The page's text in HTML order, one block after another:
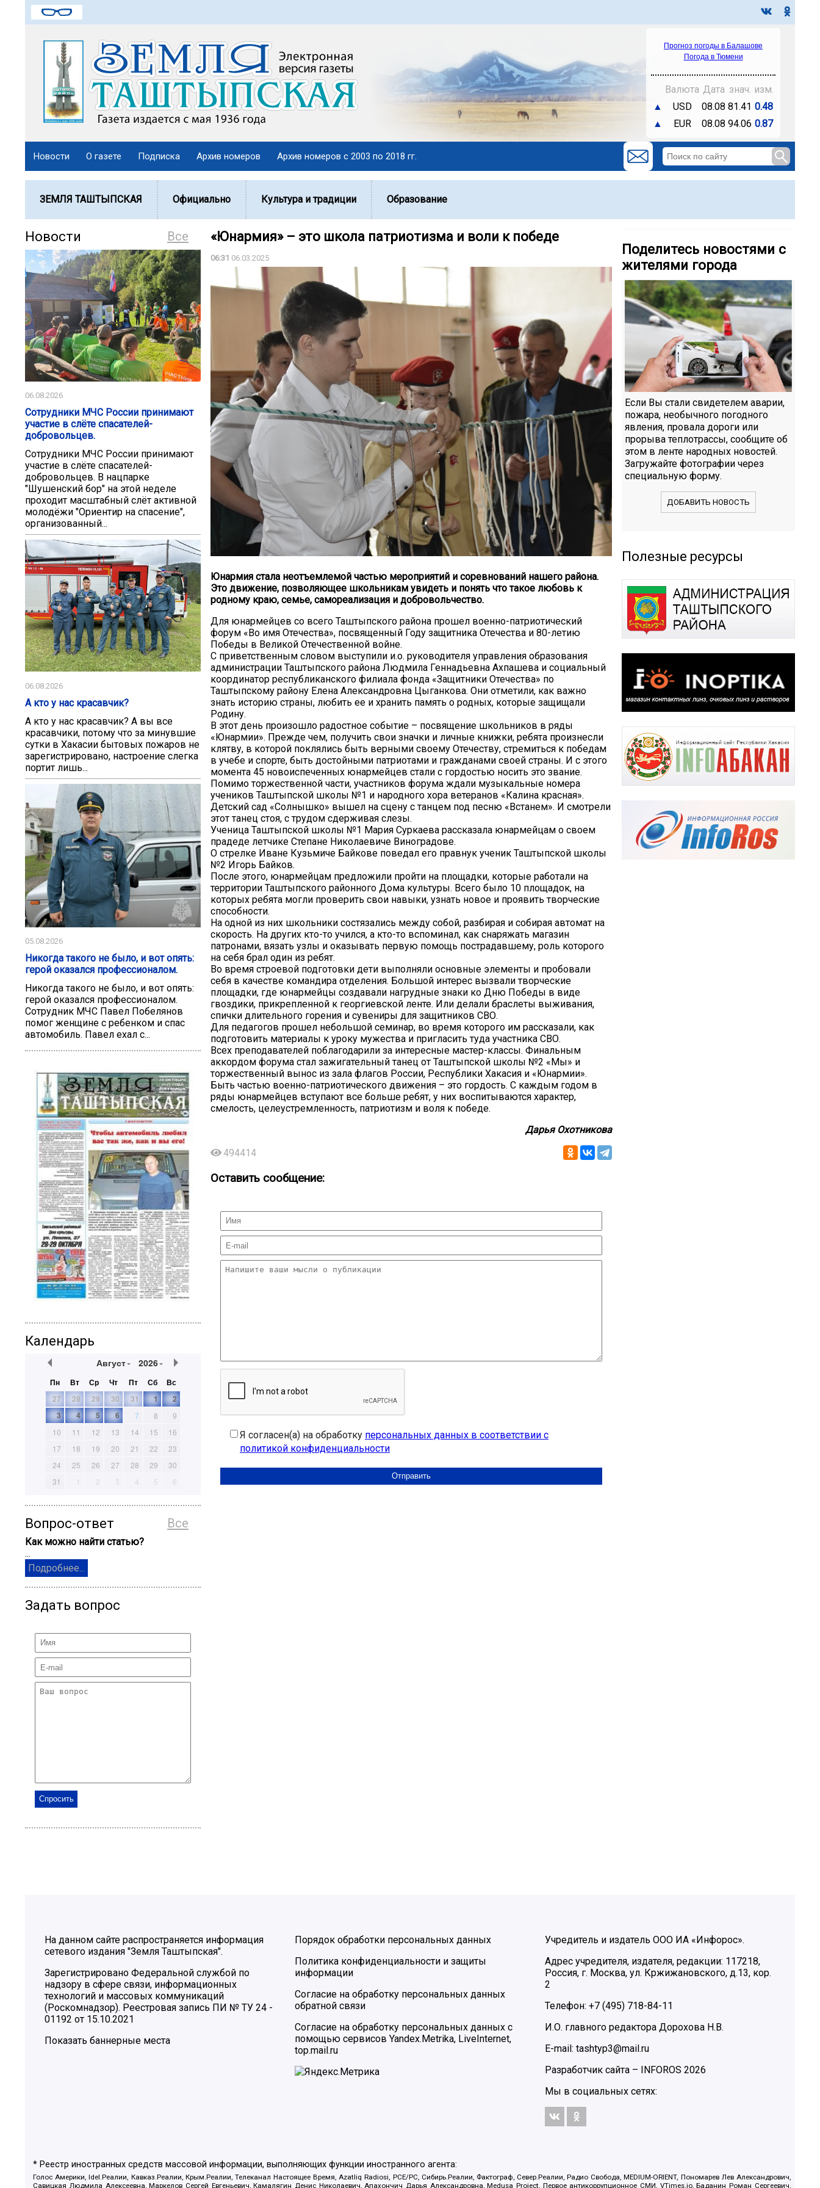
Прогноз погоды в Балашове
Погода в Тюмени
Валюта Дата знач. изм.
▲
USD 08.08 81.41 0.48
▲
EUR 08.08 94.06 0.87
Новости О газете Подписка Архив номеров Архив номеров с 2003 по 2018 гг.
ЗЕМЛЯ ТАШТЫПСКАЯ Официально Культура и традиции Образование
Все
Новости
06.08.2026
Сотрудники МЧС России принимают
участие в слёте спасателей-
добровольцев.
Сотрудники МЧС России принимают
участие в слёте спасателей-
добровольцев. В нацпарке
"Шушенский бор" на этой неделе
проходит масштабный слёт активной
молодёжи "Ориентир на спасение",
организованный...
06.08.2026
А кто у нас красавчик?
А кто у нас красавчик? А вы все
красавчики, потому что за минувшие
сутки в Хакасии бытовых пожаров не
зарегистрировано, настроение слегка
портит лишь...
05.08.2026
Никогда такого не было, и вот опять:
герой оказался профессионалом.
Никогда такого не было, и вот опять:
герой оказался профессионалом.
Сотрудник МЧС Павел Побелянов
помог женщине с ребенком и спас
автомобиль. Павел ехал с...
Календарь
Август 2026
Пн Вт Ср Чт Пт Сб
Вс
27
28 29 30 31 1
2
3
4 5 6 7 8
9
10
11 12 13 14 15
16
17
18 19 20 21 22
23
24
25 26 27 28 29
30
31
1 2 3 4 5 6
Все
Вопрос-ответ
Как можно найти статью?
...
Подробнее...
Задать вопрос
«Юнармия» – это школа патриотизма и воли к победе
06:31 06.03.2025
Юнармия стала неотъемлемой частью мероприятий и соревнований нашего района.
Это движение, позволяющее школьникам увидеть и понять что такое любовь к
родному краю, семье, самореализация и добровольчество.
Для юнармейцев со всего Таштыпского района прошел военно-патриотический
форум «Во имя Отечества», посвященный Году защитника Отечества и 80-летию
Победы в Великой Отечественной войне.
С приветственным словом выступили и.о. руководителя управления образования
администрации Таштыпского района Людмила Геннадьевна Ахпашева и социальный
координатор республиканского филиала фонда «Защитники Отечества» по
Таштыпскому району Елена Александровна Цыганкова. Они отметили, как важно
знать историю страны, любить ее и хранить память о родных, которые защищали
Родину.
В этот день произошло радостное событие – посвящение школьников в ряды
«Юнармии». Прежде чем, получить свои значки и личные книжки, ребята произнесли
клятву, в которой поклялись быть верными своему Отечеству, стремиться к победам
в учебе и спорте, быть достойными патриотами и гражданами своей страны. И с этого
момента 45 новоиспеченных юнармейцев стали с гордостью носить это звание.
Помимо торжественной части, участников форума ждали музыкальные номера
учеников Таштыпской школы №1 и народного хора ветеранов «Калина красная».
Детский сад «Солнышко» вышел на сцену с танцем под песню «Встанем». И смотрели
этот танец стоя, с трудом сдерживая слезы.
Ученица Таштыпской школы №1 Мария Суркаева рассказала юнармейцам о своем
прадеде летчике Степане Николаевиче Виноградове.
О стрелке Иване Кузьмиче Байкове поведал его правнук ученик Таштыпской школы
№2 Игорь Байков.
После этого, юнармейцам предложили пройти на площадки, которые работали на
территории Таштыпского районного Дома культуры. Всего было 10 площадок, на
которых ребята могли проверить свои навыки, узнать новое и проявить творческие
способности.
На одной из них школьники состязались между собой, разбирая и собирая автомат на
скорость. На других кто-то учился, а кто-то вспоминал, как снаряжать магазин
патронами, вязать узлы и оказывать первую помощь пострадавшему, роль которого
на себя брал один из ребят.
Во время строевой подготовки дети выполняли основные элементы и пробовали
себя в качестве командира отделения. Большой интерес вызвали творческие
площадки, где юнармейцы создавали нагрудные знаки ко Дню Победы в виде
гвоздики, прикрепленной к георгиевской ленте. Или делали браслеты выживания,
спички длительного горения и сувениры для защитников СВО.
Для педагогов прошел небольшой семинар, во время которого им рассказали, как
подготовить материалы к уроку мужества и пригласить туда участника СВО.
Всех преподавателей поблагодарили за интересные мастер-классы. Финальным
аккордом форума стал зажигательный танец от Таштыпской школы №2 «Мы» и
торжественный вынос из зала флагов России, Республики Хакасия и «Юнармии».
Быть частью военно-патриотического движения – это гордость. С каждым годом в
ряды юнармейцев вступают все больше ребят, у них воспитываются характер,
смелость, целеустремленность, патриотизм и воля к победе.
Дарья Охотникова
494414
Оставить сообщение:
Я согласен(а) на обработку персональных данных в соответствии с
политикой конфиденциальности
Поделитесь новостями с
жителями города
Если Вы стали свидетелем аварии,
пожара, необычного погодного
явления, провала дороги или
прорыва теплотрассы, сообщите об
этом в ленте народных новостей.
Загружайте фотографии через
специальную форму.
ДОБАВИТЬ НОВОСТЬ
Полезные ресурсы
На данном сайте распространяется информация
сетевого издания "Земля Таштыпская".
Зарегистрировано Федеральной службой по
надзору в сфере связи, информационных
технологий и массовых коммуникаций
(Роскомнадзор). Реестровая запись ПИ № ТУ 24 -
01192 от 15.10.2021
Показать баннерные места
Порядок обработки персональных данных
Политика конфиденциальности и защиты
информации
Согласие на обработку персональных данных
обратной связи
Согласие на обработку персональных данных с
помощью сервисов Yandex.Metrika, LiveInternet,
top.mail.ru
Учредитель и издатель ООО ИА «Инфорос».
Адрес учредителя, издателя, редакции: 117218,
Россия, г. Москва, ул. Кржижановского, д.13, кор.
2
Телефон: +7 (495) 718-84-11
И.О. главного редактора Дорохова Н.В.
E-mail: tashtyp3@mail.ru
Разработчик сайта – INFOROS 2026
Мы в социальных сетях:
* Реестр иностранных средств массовой информации, выполняющих функции иностранного агента:
Голос Америки, Idel.Реалии, Кавказ.Реалии, Крым.Реалии, Телеканал Настоящее Время, Azatliq Radiosi, PCE/PC, Сибирь.Реалии, Фактограф, Север.Реалии, Радио Свобода, MEDIUM-ORIENT, Пономарев Лев Александрович,
Савицкая Людмила Алексеевна, Маркелов Сергей Евгеньевич, Камалягин Денис Николаевич, Апахончич Дарья Александровна, Medusa Project, Первое антикоррупционное СМИ, VTimes.io, Баданин Роман Сергеевич,